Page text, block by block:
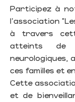
Participez à
l'association
à travers
atteints de
neurologiques,
ces familles et
Cette
et de